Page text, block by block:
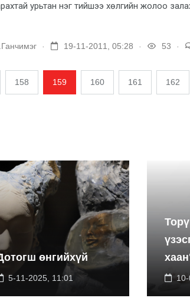
урьтан нэг тий­шээ хөлгийн жолоо
19-11-2011, 05:28 53
158 159 160 161 162
өнгийхүй
5-11-2025, 11:01 10-